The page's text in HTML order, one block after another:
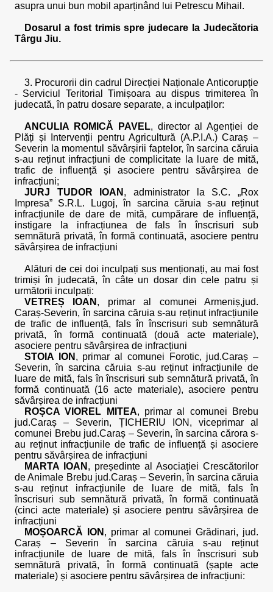
asupra unui bun mobil aparținând lui Petrescu Mihail.
Dosarul a fost trimis spre judecare la Judecătoria
Târgu Jiu.
3. Procurorii din cadrul Direcției Naționale Anticorupție
- Serviciul Teritorial Timișoara au dispus trimiterea în
judecată, în patru dosare separate, a inculpaților:
ANCULIA ROMICĂ PAVEL, director al Agenției de
Plăți și Intervenții pentru Agricultură (A.P.I.A.) Caraș –
Severin la momentul săvârșirii faptelor, în sarcina căruia
s-au reținut infracțiuni de complicitate la luare de mită,
trafic de influență și asociere pentru săvârșirea de
infracțiuni;
JURJ TUDOR IOAN , administrator la S.C. „Rox
Impresa” S.R.L. Lugoj, în sarcina căruia s-au reținut
infracțiunile de dare de mită, cumpărare de influență,
instigare la infracțiunea de fals în înscrisuri sub
semnătură privată, în formă continuată, asociere pentru
săvârșirea de infracțiuni
Alături de cei doi inculpați sus menționați, au mai fost
trimiși în judecată, în câte un dosar din cele patru și
următorii inculpați:
VETREȘ IOAN , primar al comunei Armeniș,jud.
Caraș-Severin, în sarcina căruia s-au reținut infracțiunile
de trafic de influență, fals în înscrisuri sub semnătură
privată, în formă continuată (două acte materiale),
asociere pentru săvârșirea de infracțiuni
STOIA ION , primar al comunei Forotic, jud.Caraș –
Severin, în sarcina căruia s-au reținut infracțiunile de
luare de mită, fals în înscrisuri sub semnătură privată, în
formă continuată (16 acte materiale), asociere pentru
săvârșirea de infracțiuni
ROȘCA VIOREL MITEA, primar al comunei Brebu
jud.Caraș – Severin, ȚICHERIU ION, viceprimar al
comunei Brebu jud.Caraș – Severin, în sarcina cărora s-
au reținut infracțiunile de trafic de influență și asociere
pentru săvârșirea de infracțiuni
MARTA IOAN , președinte al Asociației Crescătorilor
de Animale Brebu jud.Caraș – Severin, în sarcina căruia
s-au reținut infracțiunile de luare de mită, fals în
înscrisuri sub semnătură privată, în formă continuată
(cinci acte materiale) și asociere pentru săvârșirea de
infracțiuni
MOȘOARCĂ ION , primar al comunei Grădinari, jud.
Caraș – Severin în sarcina căruia s-au reținut
infracțiunile de luare de mită, fals în înscrisuri sub
semnătură privată, în formă continuată (șapte acte
materiale) și asociere pentru săvârșirea de infracțiuni: